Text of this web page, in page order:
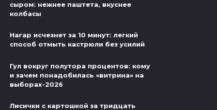
сыром: нежнее паштета, вкуснее
колбасы
Нагар исчезнет за 10 минут: легкий
способ отмыть кастрюли без усилий
Гул вокруг полутора процентов: кому
и зачем понадобилась «витрина» на
выборах-2026
Лисички с картошкой за тридцать